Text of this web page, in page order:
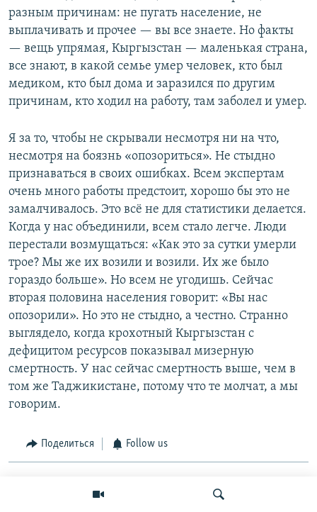
разным причинам: не пугать население, не
выплачивать и прочее — вы все знаете. Но факты
— вещь упрямая, Кыргызстан — маленькая страна,
все знают, в какой семье умер человек, кто был
медиком, кто был дома и заразился по другим
причинам, кто ходил на работу, там заболел и умер.
Я за то, чтобы не скрывали несмотря ни на что,
несмотря на боязнь «опозориться». Не стыдно
признаваться в своих ошибках. Всем экспертам
очень много работы предстоит, хорошо бы это не
замалчивалось. Это всё не для статистики делается.
Когда у нас объединили, всем стало легче. Люди
перестали возмущаться: «Как это за сутки умерли
трое? Мы же их возили и возили. Их же было
гораздо больше». Но всем не угодишь. Сейчас
вторая половина населения говорит: «Вы нас
опозорили». Но это не стыдно, а честно. Странно
выглядело, когда крохотный Кыргызстан с
дефицитом ресурсов показывал мизерную
смертность. У нас сейчас смертность выше, чем в
том же Таджикистане, потому что те молчат, а мы
говорим.
Поделиться Follow us